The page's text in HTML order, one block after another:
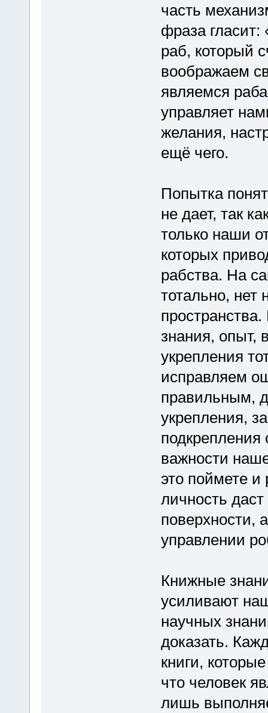
часть
фраза
раб, который
воображаем
являемся
управляет
желания,
ещё чего.
Попытка
не дает, так
только наши
которых
рабства. На
тотально, нет
знания, опыт,
укрепления
исправляем
правильным,
укрепления,
важности
это поймете и
личность
поверхности,
управлении
Книжные
усиливают
научных
доказать.
книги,
что человек
лишь